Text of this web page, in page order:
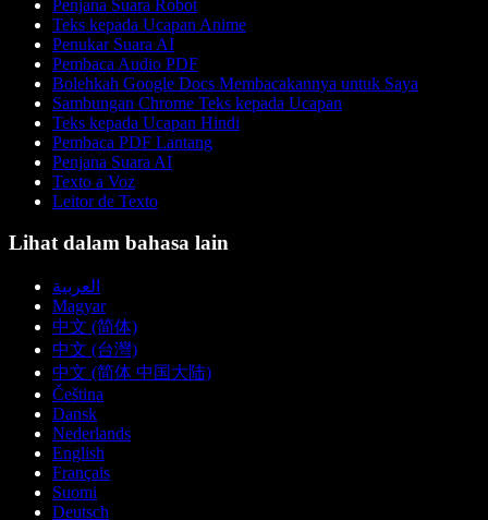
Penjana Suara Robot
Teks kepada Ucapan Anime
Penukar Suara AI
Pembaca Audio PDF
Bolehkah Google Docs Membacakannya untuk Saya
Sambungan Chrome Teks kepada Ucapan
Teks kepada Ucapan Hindi
Pembaca PDF Lantang
Penjana Suara AI
Texto a Voz
Leitor de Texto
Lihat dalam bahasa lain
العربية
Magyar
中文 (简体)
中文 (台灣)
中文 (简体 中国大陆)
Čeština
Dansk
Nederlands
English
Français
Suomi
Deutsch